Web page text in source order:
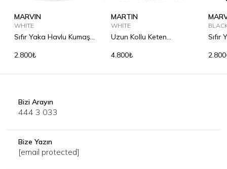
MARVIN
WHITE
Sıfır Yaka Havlu Kumaş
2.800₺
MARTIN
WHITE
Uzun Kollu Keten
4.800₺
Sıfır
Bizi Arayın
444 3 033
Bize Yazın
[email protected]